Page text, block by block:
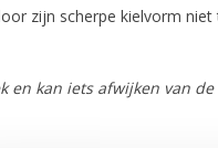
zijn scherpe kielvorm
en kan iets afwijken van